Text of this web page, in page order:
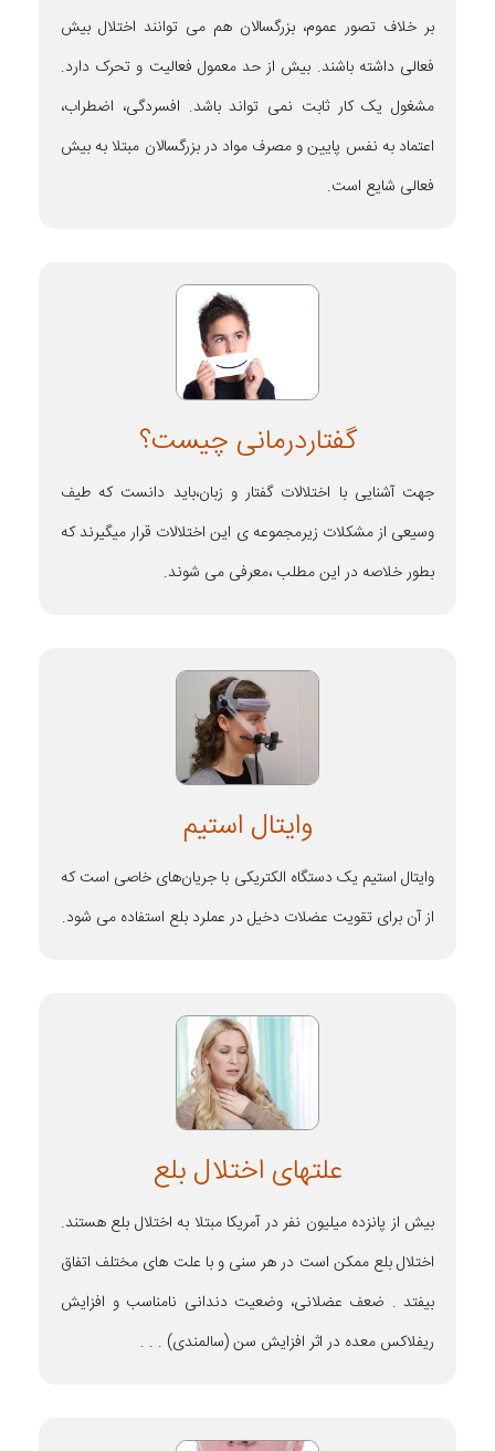
بر خلاف تصور عموم، بزرگسالان هم می توانند اختلال بیش
فعالی داشته باشند. بیش از حد معمول فعالیت و تحرک دارد.
مشغول یک کار ثابت نمی تواند باشد. افسردگی، اضطراب،
اعتماد به نفس پایین و مصرف مواد در بزرگسالان مبتلا به بیش
فعالی شایع است.
گفتاردرمانی چیست؟
جهت آشنایی با اختلالات گفتار و زبان،باید دانست که طیف
وسیعی از مشکلات زیرمجموعه ی این اختلالات قرار میگیرند که
بطور خلاصه در این مطلب ،معرفی می شوند.
وایتال استیم
وایتال استیم یک دستگاه الکتریکی با جریان‌های خاصی است که
از آن برای تقویت عضلات دخیل در عملرد بلع استفاده می شود.
علتهای اختلال بلع
بیش از پانزده میلیون نفر در آمریکا مبتلا به اختلال بلع هستند.
اختلال بلع ممکن است در هر سنی و با علت های مختلف اتفاق
بیفتد . ضعف عضلانی، وضعیت دندانی نامناسب و افزایش
ریفلاکس معده در اثر افزایش سن (سالمندی) . . .